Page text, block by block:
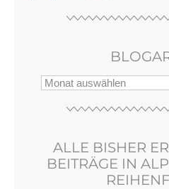
ALLE BISHER
BEITRÄGE IN